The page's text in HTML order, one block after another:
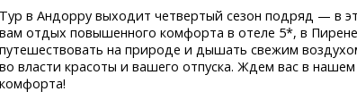
Тур в Андорру выходит четвертый сезон подряд — в
вам отдых повышенного комфорта в отеле 5*, в
путешествовать на природе и дышать свежим
во власти красоты и вашего отпуска. Ждем вас в
комфорта!